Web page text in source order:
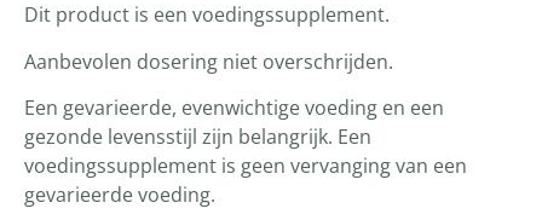
Dit product is een voedingssupplement.
Aanbevolen dosering niet overschrijden.
Een gevarieerde, evenwichtige voeding en een
gezonde levensstijl zijn belangrijk. Een
voedingssupplement is geen vervanging van een
gevarieerde voeding.